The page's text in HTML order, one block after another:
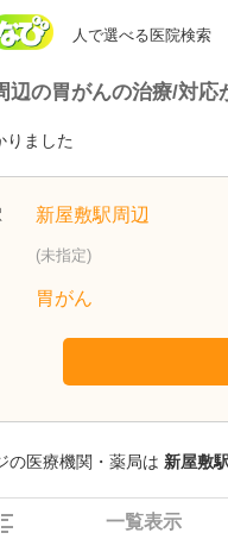
人で選べる医院検索
辺の胃がんの治療/対応
りました
新屋敷駅周辺
(未指定)
胃がん
の医療機関・薬局は 新屋敷
一覧表示